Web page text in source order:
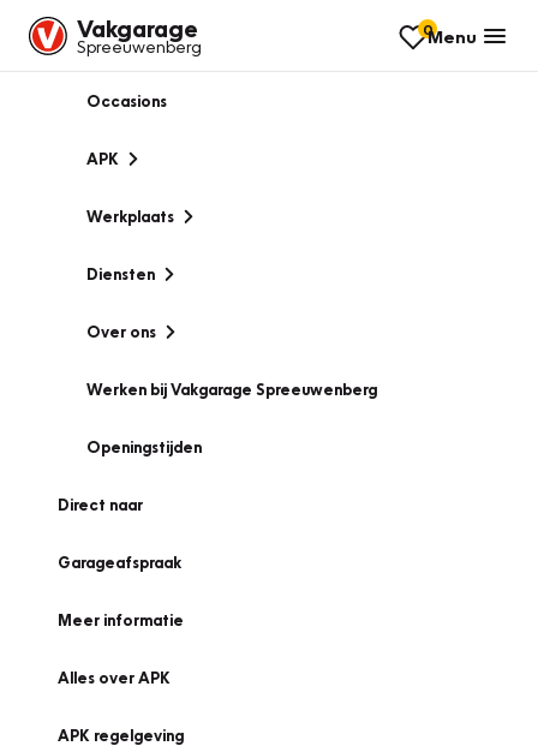
Vakgarage
Spreeuwenberg
0Menu
Occasions
APK
Werkplaats
Diensten
Over ons
Werken bij Vakgarage Spreeuwenberg
Openingstijden
Direct naar
Garageafspraak
Meer informatie
Alles over APK
APK regelgeving